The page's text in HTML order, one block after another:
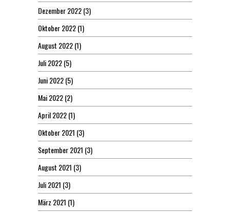
Dezember 2022(3)
Oktober 2022(1)
August 2022(1)
Juli 2022(5)
Juni 2022(5)
Mai 2022(2)
April 2022(1)
Oktober 2021 (3)
September 2021 (3)
August 2021 (3)
Juli 2021 (3)
März 2021 (1)